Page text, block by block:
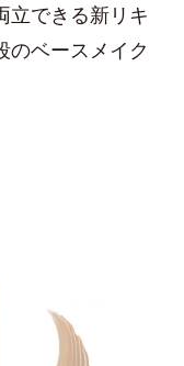
立できる新リキ
のベースメイク